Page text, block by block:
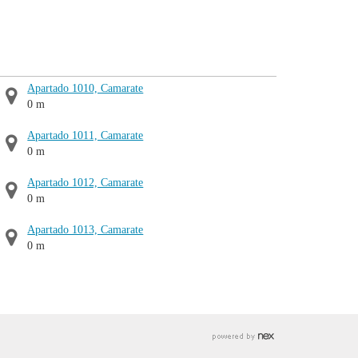
Apartado 1010, Camarate
0 m
Apartado 1011, Camarate
0 m
Apartado 1012, Camarate
0 m
Apartado 1013, Camarate
0 m